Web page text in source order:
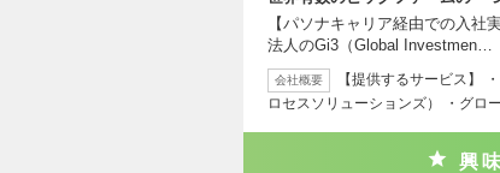
【パソナキャリア経由での入
法人のGi3（Global Investmen…
会社概要
【提供するサービス】
ロセスソリューションズ） ・グロ
興